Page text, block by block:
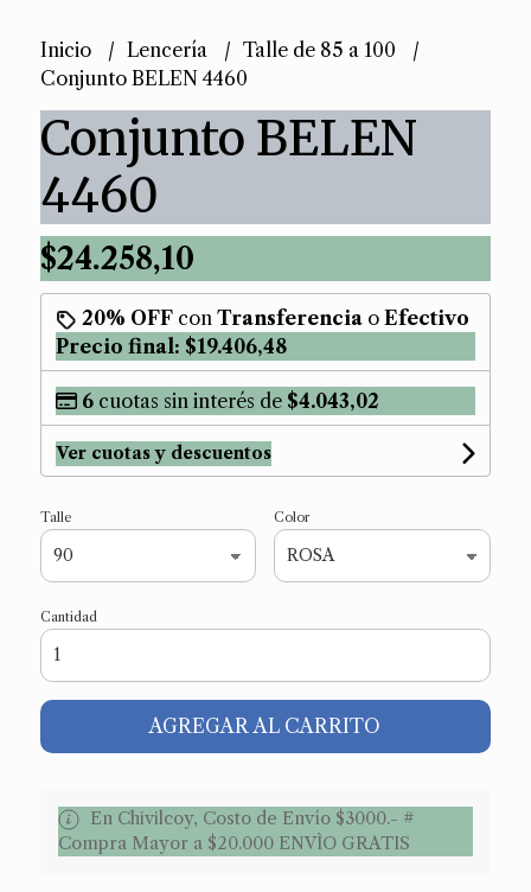
Inicio Lencería
Talle de 85 a 100
Conjunto BELEN 4460
Conjunto BELEN
4460
$24.258,10
20% OFFcon Transferenciao Efectivo
Precio final: $19.406,48
6cuotas sin interés de $4.043,02
Ver cuotas y descuentos
Talle Color
Cantidad
AGREGAR AL CARRITO
En Chivilcoy, Costo de Envío $3000.- #
Compra Mayor a $20.000 ENVÌO GRATIS